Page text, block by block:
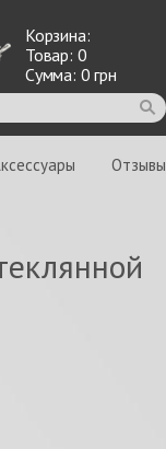
Корзина:
Товар: 0
Сумма: 0 грн
Отзывы